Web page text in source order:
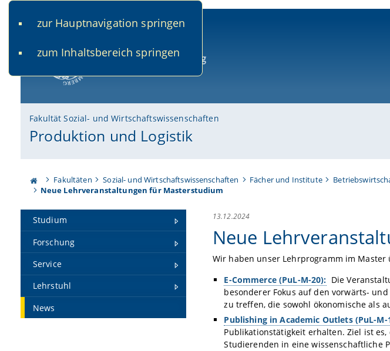
zur Hauptnavigation springen
zum Inhaltsbereich springen
Fakultät Sozial- und Wirtschaftswissenschaften
Produktion und Logistik
Fakultäten Sozial- und Wirtschaftswissenschaften Fächer und Institute
Neue Lehrveranstaltungen für Masterstudium
Studium
Forschung
Service
Lehrstuhl
News
13.12.2024
Neue
Wir haben unser Lehrprogramm im
E-Commerce (PuL-M-20): Die
besonderer Fokus auf den vorwärts-
zu treffen, die sowohl ökonomische als
Publishing in Academic Outlets (PuL-M-
Publikationstätigkeit erhalten. Ziel ist
Studierenden in eine wissenschaftliche